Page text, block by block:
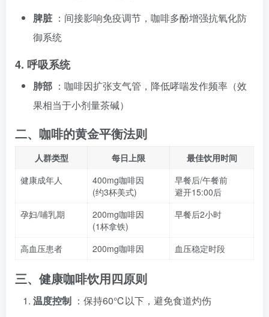
脾脏 ：间接影响免疫调节，咖啡多酚增强抗氧化防
御系统
4. 呼吸系统
肺部 ：咖啡因扩张支气管，降低哮喘发作频率（效
果相当于小剂量茶碱）
二、咖啡的黄金平衡法则
人群类型 每日上限
最佳饮用时间
健康成年人
400mg咖啡因
(约3杯美式)
早餐后/午餐前
避开15:00后
孕妇/哺乳期
200mg咖啡因
(1杯拿铁)
早餐后2小时
高血压患者 200mg咖啡因 血压稳定时段
三、健康咖啡饮用四原则
温度控制 ：保持60℃以下，避免食道灼伤